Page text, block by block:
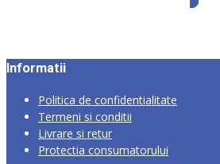
Informatii
Politica de confidentialitate
Termeni si conditii
Livrare si retur
Protectia consumatorului